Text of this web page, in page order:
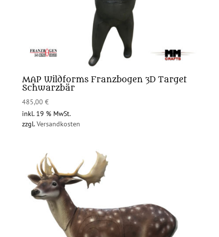
MAP Wildforms Franzbogen 3D Target
Schwarzbär
485,00 €
inkl. 19 % MwSt.
zzgl.Versandkosten